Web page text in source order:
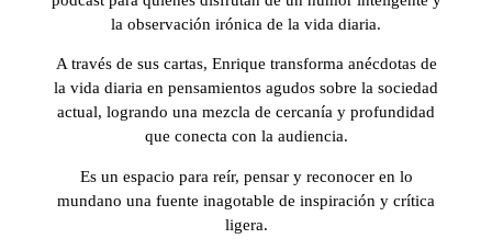
la observación irónica de la vida diaria.
A través de sus cartas, Enrique transforma anécdotas de
la vida diaria en pensamientos agudos sobre la sociedad
actual, logrando una mezcla de cercanía y profundidad
que conecta con la audiencia.
Es un espacio para reír, pensar y reconocer en lo
mundano una fuente inagotable de inspiración y crítica
ligera.